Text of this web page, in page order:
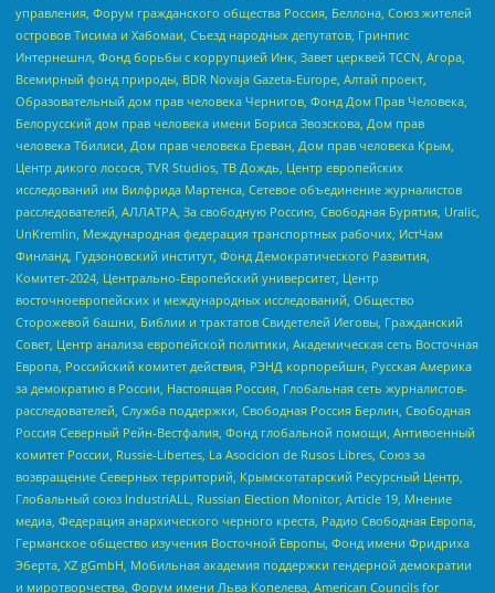
управления, Форум гражданского общества Россия, Беллона, Союз жителей
островов Тисима и Хабомаи, Съезд народных депутатов, Гринпис
Интернешнл, Фонд борьбы с коррупцией Инк, Завет церквей TCCN, Агора,
Всемирный фонд природы, BDR Novaja Gazeta-Europe, Алтай проект,
Образовательный дом прав человека Чернигов, Фонд Дом Прав Человека,
Белорусский дом прав человека имени Бориса Звозскова, Дом прав
человека Тбилиси, Дом прав человека Ереван, Дом прав человека Крым,
Центр дикого лосося, TVR Studios, ТВ Дождь, Центр европейских
исследований им Вилфрида Мартенса, Сетевое объединение журналистов
расследователей, АЛЛАТРА, За свободную Россию, Свободная Бурятия, Uralic,
UnKremlin, Международная федерация транспортных рабочих, ИстЧам
Финланд, Гудзоновский институт, Фонд Демократического Развития,
Комитет-2024, Центрально-Европейский университет, Центр
восточноевропейских и международных исследований, Общество
Сторожевой башни, Библии и трактатов Свидетелей Иеговы, Гражданский
Совет, Центр анализа европейской политики, Академическая сеть Восточная
Европа, Российский комитет действия, РЭНД корпорейшн, Русская Америка
за демократию в России, Настоящая Россия, Глобальная сеть журналистов-
расследователей, Служба поддержки, Свободная Россия Берлин, Свободная
Россия Северный Рейн-Вестфалия, Фонд глобальной помощи, Антивоенный
комитет России, Russie-Libertes, La Asocicion de Rusos Libres, Союз за
возвращение Северных территорий, Крымскотатарский Ресурсный Центр,
Глобальный союз IndustriALL, Russian Election Monitor, Article 19, Мнение
медиа, Федерация анархического черного креста, Радио Свободная Европа,
Германское общество изучения Восточной Европы, Фонд имени Фридриха
Эберта, XZ gGmbH, Мобильная академия поддержки гендерной демократии
и миротворчества, Форум имени Льва Копелева, American Councils for